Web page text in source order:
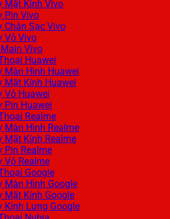
Mặt Kính Vivo
Pin Vivo
Chân Sạc Vivo
Vỏ Vivo
Vivo
Huawei
Màn Hình Huawei
Mặt Kính Huawei
Vỏ Huawei
Pin Huawei
Realme
Màn Hình Realme
Mặt Kính Realme
Pin Realme
Vỏ Realme
Google
Màn Hình Google
Mặt Kính Google
Kính Lưng Google